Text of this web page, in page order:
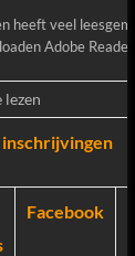
heeft veel
Adobe
inschrijvingen
Facebook